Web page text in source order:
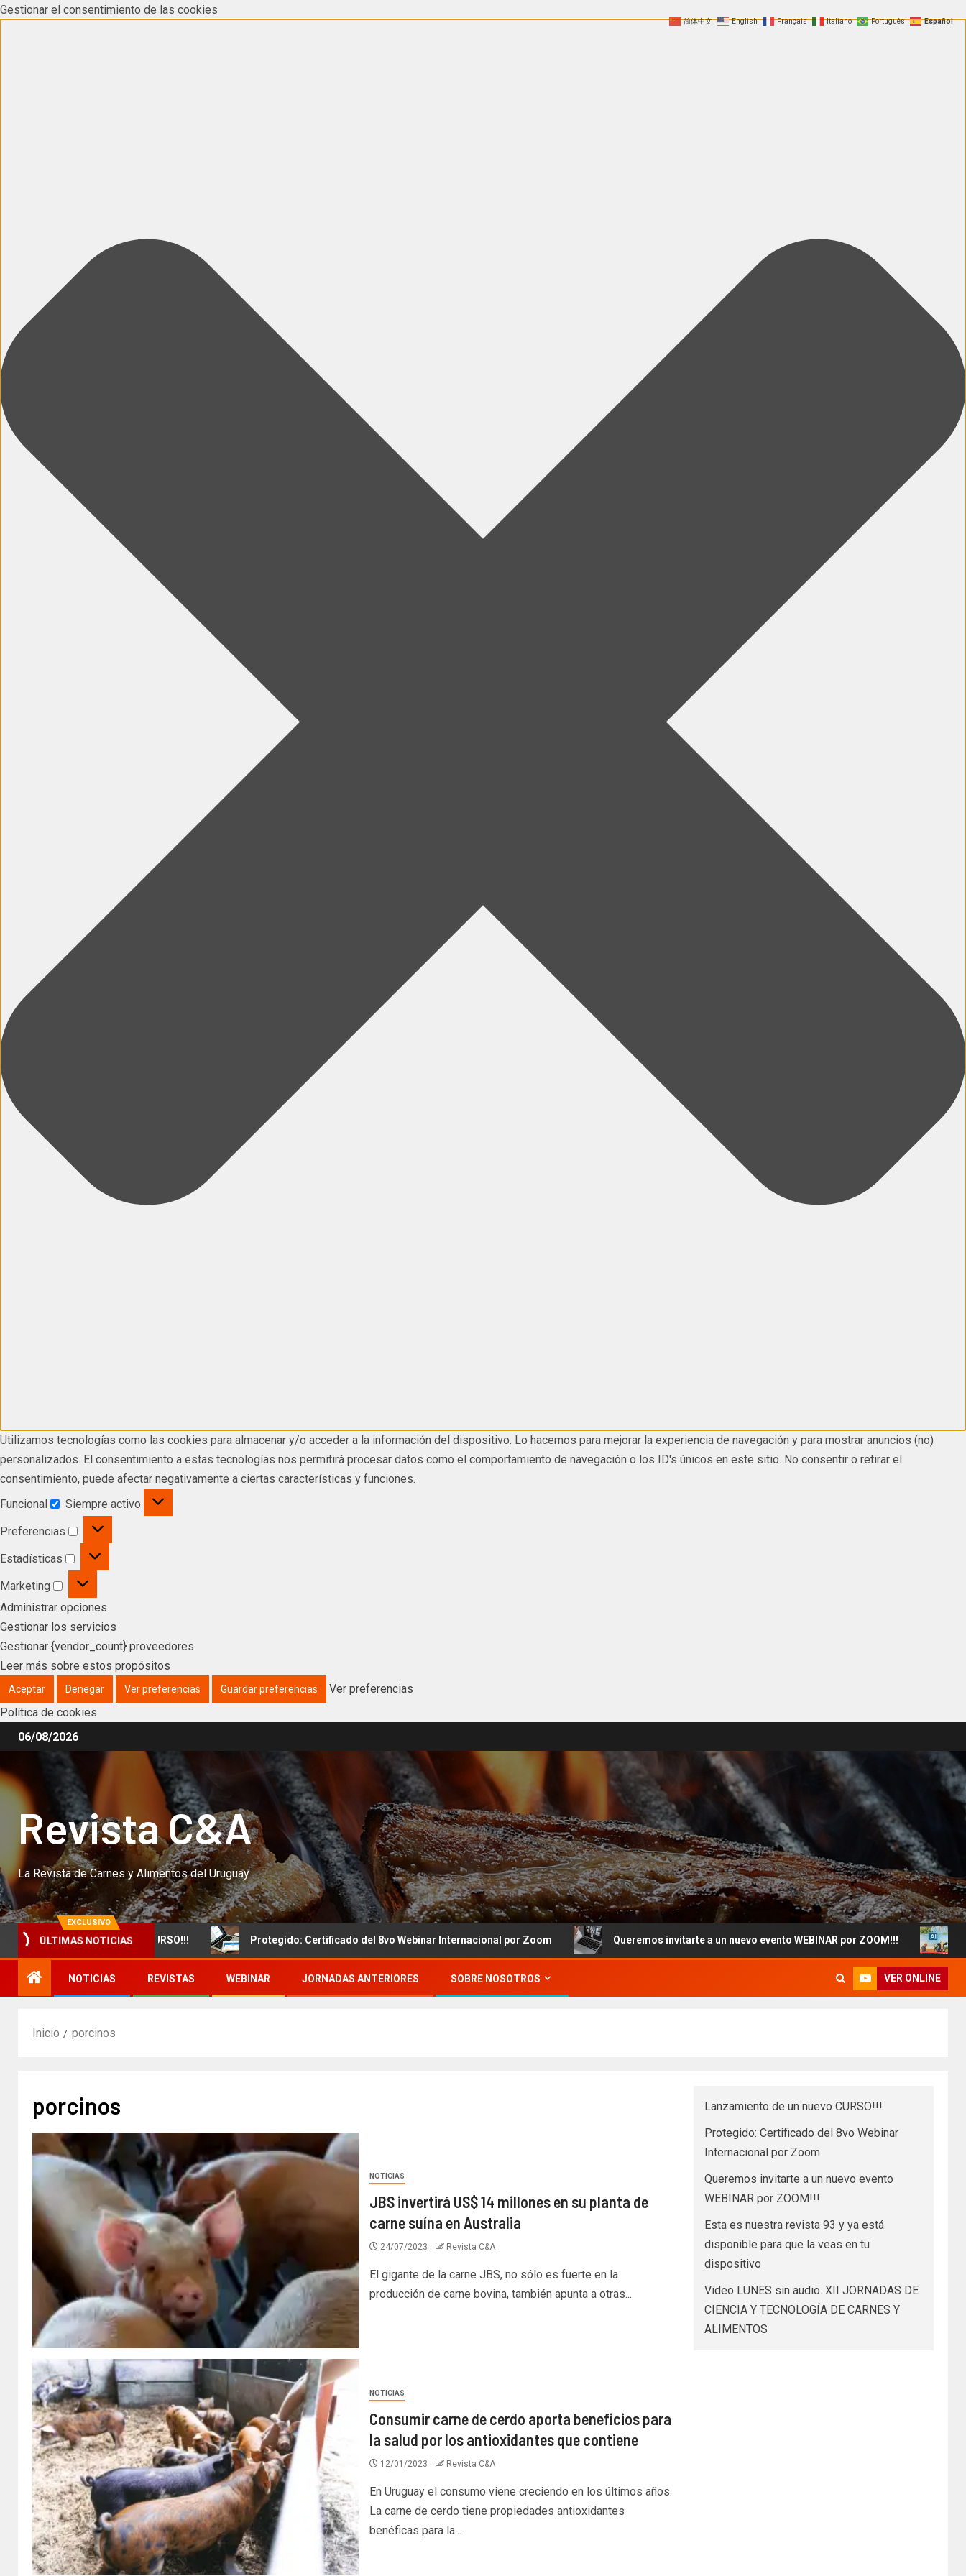
Gestionar el consentimiento de las cookies
Utilizamos tecnologías como las cookies para almacenar y/o acceder a la información del dispositivo. Lo hacemos para mejorar la experiencia de navegación y para mostrar anuncios (no)
personalizados. El consentimiento a estas tecnologías nos permitirá procesar datos como el comportamiento de navegación o los ID's únicos en este sitio. No consentir o retirar el
consentimiento, puede afectar negativamente a ciertas características y funciones.
Funcional
Siempre activo
Preferencias
Estadísticas
Marketing
Administrar opciones
Gestionar los servicios
Gestionar {vendor_count} proveedores
Leer más sobre estos propósitos
Aceptar Denegar Ver preferencias Guardar preferencias
Ver preferencias
Política de cookies
06/08/2026
Revista C&A
La Revista de Carnes y Alimentos del Uruguay
EXCLUSIVO
ÚLTIMAS NOTICIAS
de un nuevo CURSO!!! Protegido: Certificado del 8vo Webinar Internacional por Zoom Queremos invitarte a un nuevo evento WEBINAR por ZOOM!!! Esta es
NOTICIAS REVISTAS WEBINAR JORNADAS ANTERIORES SOBRE NOSOTROS VER ONLINE
Inicio porcinos
porcinos
NOTICIAS
JBS invertirá US$ 14 millones en su planta de
carne suína en Australia
24/07/2023 Revista C&A
El gigante de la carne JBS, no sólo es fuerte en la
producción de carne bovina, también apunta a otras...
NOTICIAS
Consumir carne de cerdo aporta beneficios para
la salud por los antioxidantes que contiene
12/01/2023 Revista C&A
En Uruguay el consumo viene creciendo en los últimos años.
La carne de cerdo tiene propiedades antioxidantes
benéficas para la...
Lanzamiento de un nuevo CURSO!!!
Protegido: Certificado del 8vo Webinar
Internacional por Zoom
Queremos invitarte a un nuevo evento
WEBINAR por ZOOM!!!
Esta es nuestra revista 93 y ya está
disponible para que la veas en tu
dispositivo
Video LUNES sin audio. XII JORNADAS DE
CIENCIA Y TECNOLOGÍA DE CARNES Y
ALIMENTOS
简体中文 English Français Italiano Português Español